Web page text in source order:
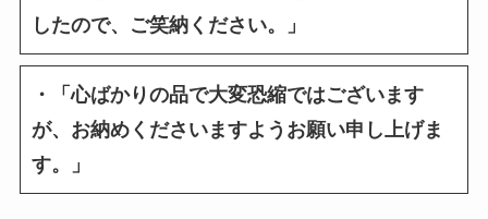
したので、ご笑納ください。」
・「心ばかりの品で大変恐縮ではございます
が、お納めくださいますようお願い申し上げま
す。」